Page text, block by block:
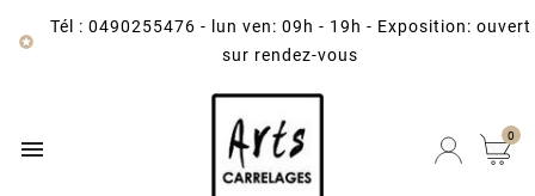

Tél : 0490255476 -
lun ven: 09h - 19h - Exposition: ouvert
sur rendez-vous
 0